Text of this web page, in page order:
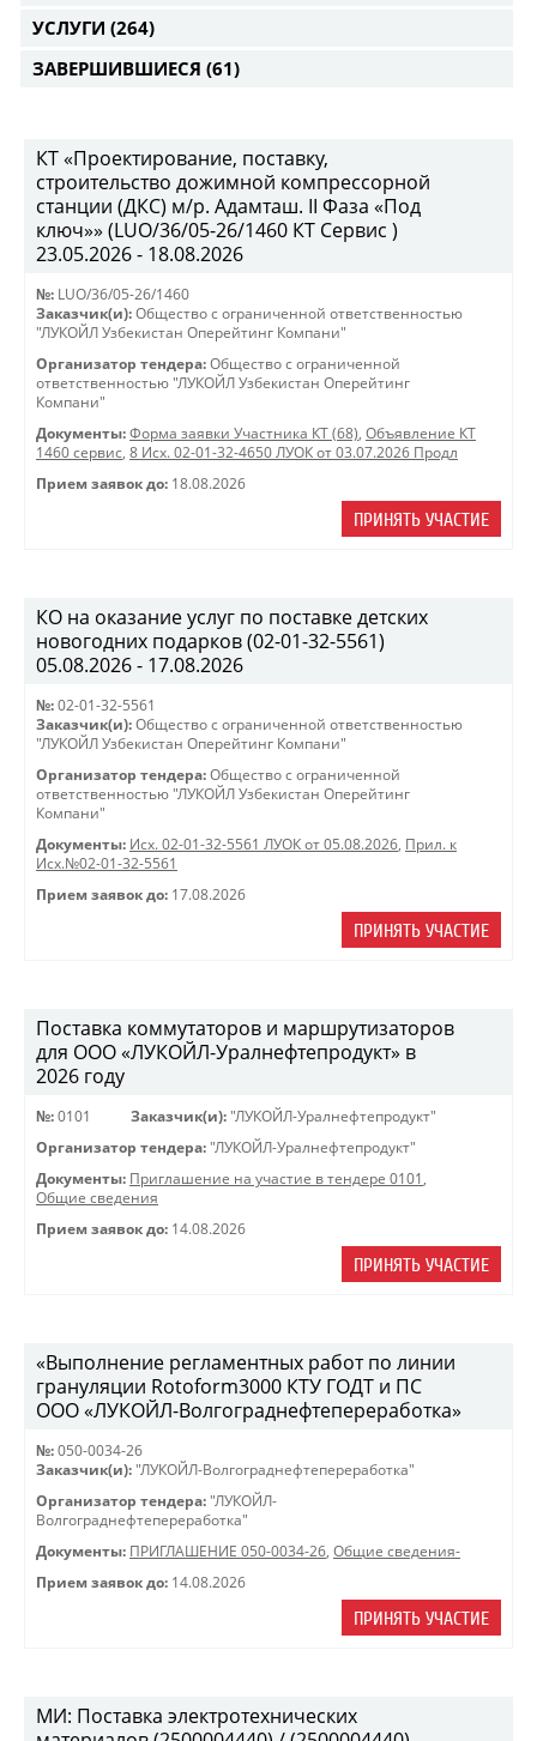
УСЛУГИ (264)
ЗАВЕРШИВШИЕСЯ (61)
КТ «Проектирование, поставку,
строительство дожимной компрессорной
станции (ДКС) м/р. Адамташ. II Фаза «Под
ключ»» (LUO/36/05-26/1460 КТ Сервис )
23.05.2026 - 18.08.2026
№: LUO/36/05-26/1460
Заказчик(и): Общество с ограниченной ответственностью
"ЛУКОЙЛ Узбекистан Оперейтинг Компани"
Организатор тендера: Общество с ограниченной
ответственностью "ЛУКОЙЛ Узбекистан Оперейтинг
Компани"
Документы: Форма заявки Участника КТ (68), Объявление КТ
1460 сервис, 8 Исх. 02-01-32-4650 ЛУОК от 03.07.2026 Продл
Прием заявок до: 18.08.2026
ПРИНЯТЬ УЧАСТИЕ
КО на оказание услуг по поставке детских
новогодних подарков (02-01-32-5561)
05.08.2026 - 17.08.2026
№: 02-01-32-5561
Заказчик(и): Общество с ограниченной ответственностью
"ЛУКОЙЛ Узбекистан Оперейтинг Компани"
Организатор тендера: Общество с ограниченной
ответственностью "ЛУКОЙЛ Узбекистан Оперейтинг
Компани"
Документы: Исх. 02-01-32-5561 ЛУОК от 05.08.2026, Прил. к
Исх.№02-01-32-5561
Прием заявок до: 17.08.2026
ПРИНЯТЬ УЧАСТИЕ
Поставка коммутаторов и маршрутизаторов
для ООО «ЛУКОЙЛ-Уралнефтепродукт» в
2026 году
№: 0101 Заказчик(и): "ЛУКОЙЛ-Уралнефтепродукт"
Организатор тендера: "ЛУКОЙЛ-Уралнефтепродукт"
Документы: Приглашение на участие в тендере 0101 ,
Общие сведения
Прием заявок до: 14.08.2026
ПРИНЯТЬ УЧАСТИЕ
«Выполнение регламентных работ по линии
грануляции Rotoform3000 КТУ ГОДТ и ПС
ООО «ЛУКОЙЛ-Волгограднефтепереработка»
№: 050-0034-26
Заказчик(и): "ЛУКОЙЛ-Волгограднефтепереработка"
Организатор тендера: "ЛУКОЙЛ-
Волгограднефтепереработка"
Документы: ПРИГЛАШЕНИЕ 050-0034-26, Общие сведения-
Прием заявок до: 14.08.2026
ПРИНЯТЬ УЧАСТИЕ
МИ: Поставка электротехнических